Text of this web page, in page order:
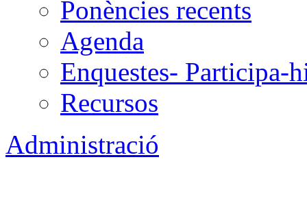
Ponències recents
Agenda
Enquestes- Participa-
Recursos
Administració